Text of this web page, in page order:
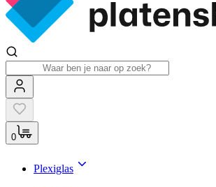
0
Plexiglas